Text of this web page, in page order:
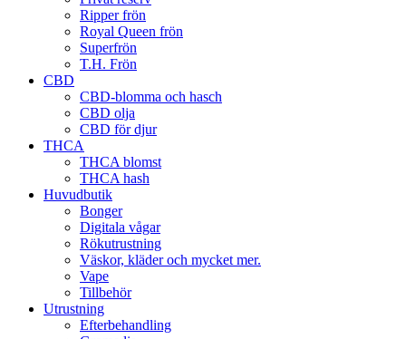
Ripper frön
Royal Queen frön
Superfrön
T.H. Frön
CBD
CBD-blomma och hasch
CBD olja
CBD för djur
THCA
THCA blomst
THCA hash
Huvudbutik
Bonger
Digitala vågar
Rökutrustning
Väskor, kläder och mycket mer.
Vape
Tillbehör
Utrustning
Efterbehandling